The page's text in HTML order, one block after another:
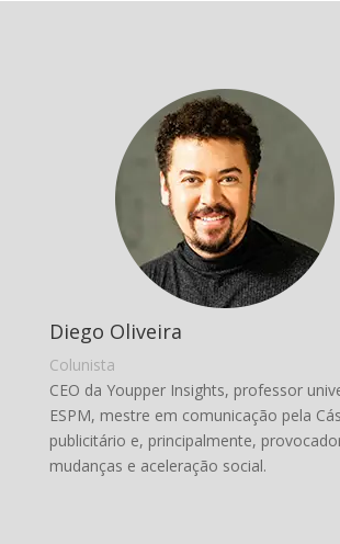
Diego Oliveira
Colunista
CEO da Youpper Insights, professor
ESPM, mestre em comunicação pela
publicitário e, principalmente,
mudanças e aceleração social.